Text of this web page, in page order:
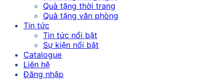
Quà tặng thời trang
Quà tặng văn phòng
Tin tức
Tin tức nổi bật
Sự kiện nổi bật
Catalogue
Liên hệ
Đăng nhập